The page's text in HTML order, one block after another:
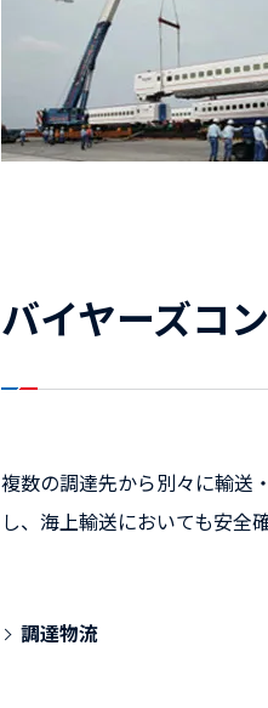
バイヤーズコ
複数の調達先から別々に輸送
し、海上輸送においても安全
調達物流